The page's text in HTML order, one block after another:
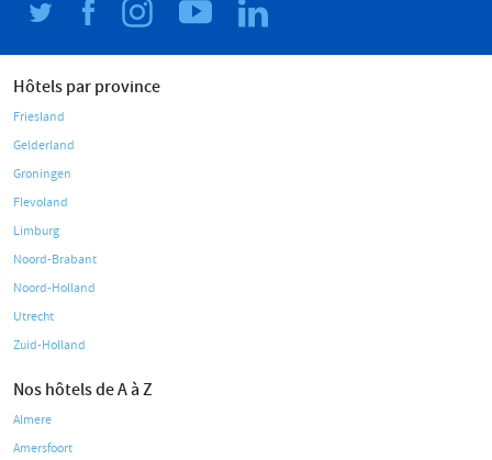
Hôtels par province
Friesland
Gelderland
Groningen
Flevoland
Limburg
Noord-Brabant
Noord-Holland
Utrecht
Zuid-Holland
Nos hôtels de A à Z
Almere
Amersfoort